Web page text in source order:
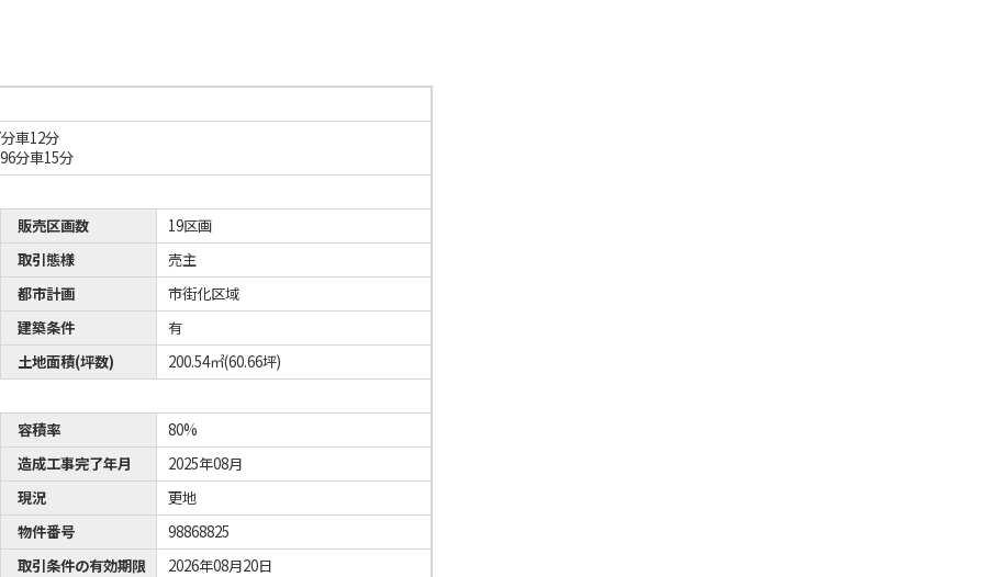
車12分
分車15分
販売区画数
19区画
取引態様
売主
都市計画
市街化区域
建築条件
有
土地面積(坪数)
200.54㎡(60.66坪)
容積率
80%
造成工事完了年月
2025年08月
現況
更地
物件番号
98868825
取引条件の有効期限
2026年08月20日